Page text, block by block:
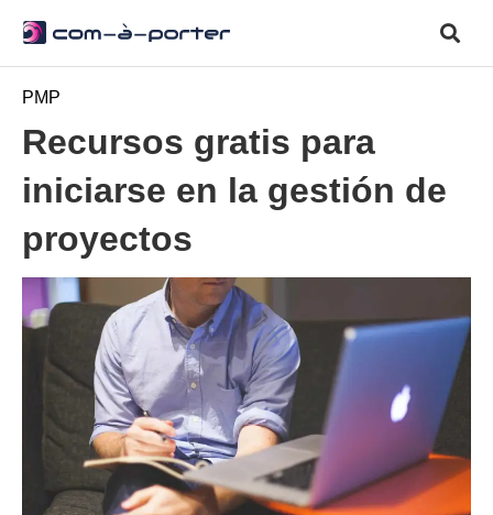
PMP
Recursos gratis para
iniciarse en la gestión de
proyectos